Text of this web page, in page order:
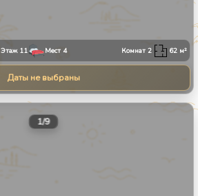
Этаж 11 Мест 4 Комнат2 62 м²
Даты не выбраны
1/9